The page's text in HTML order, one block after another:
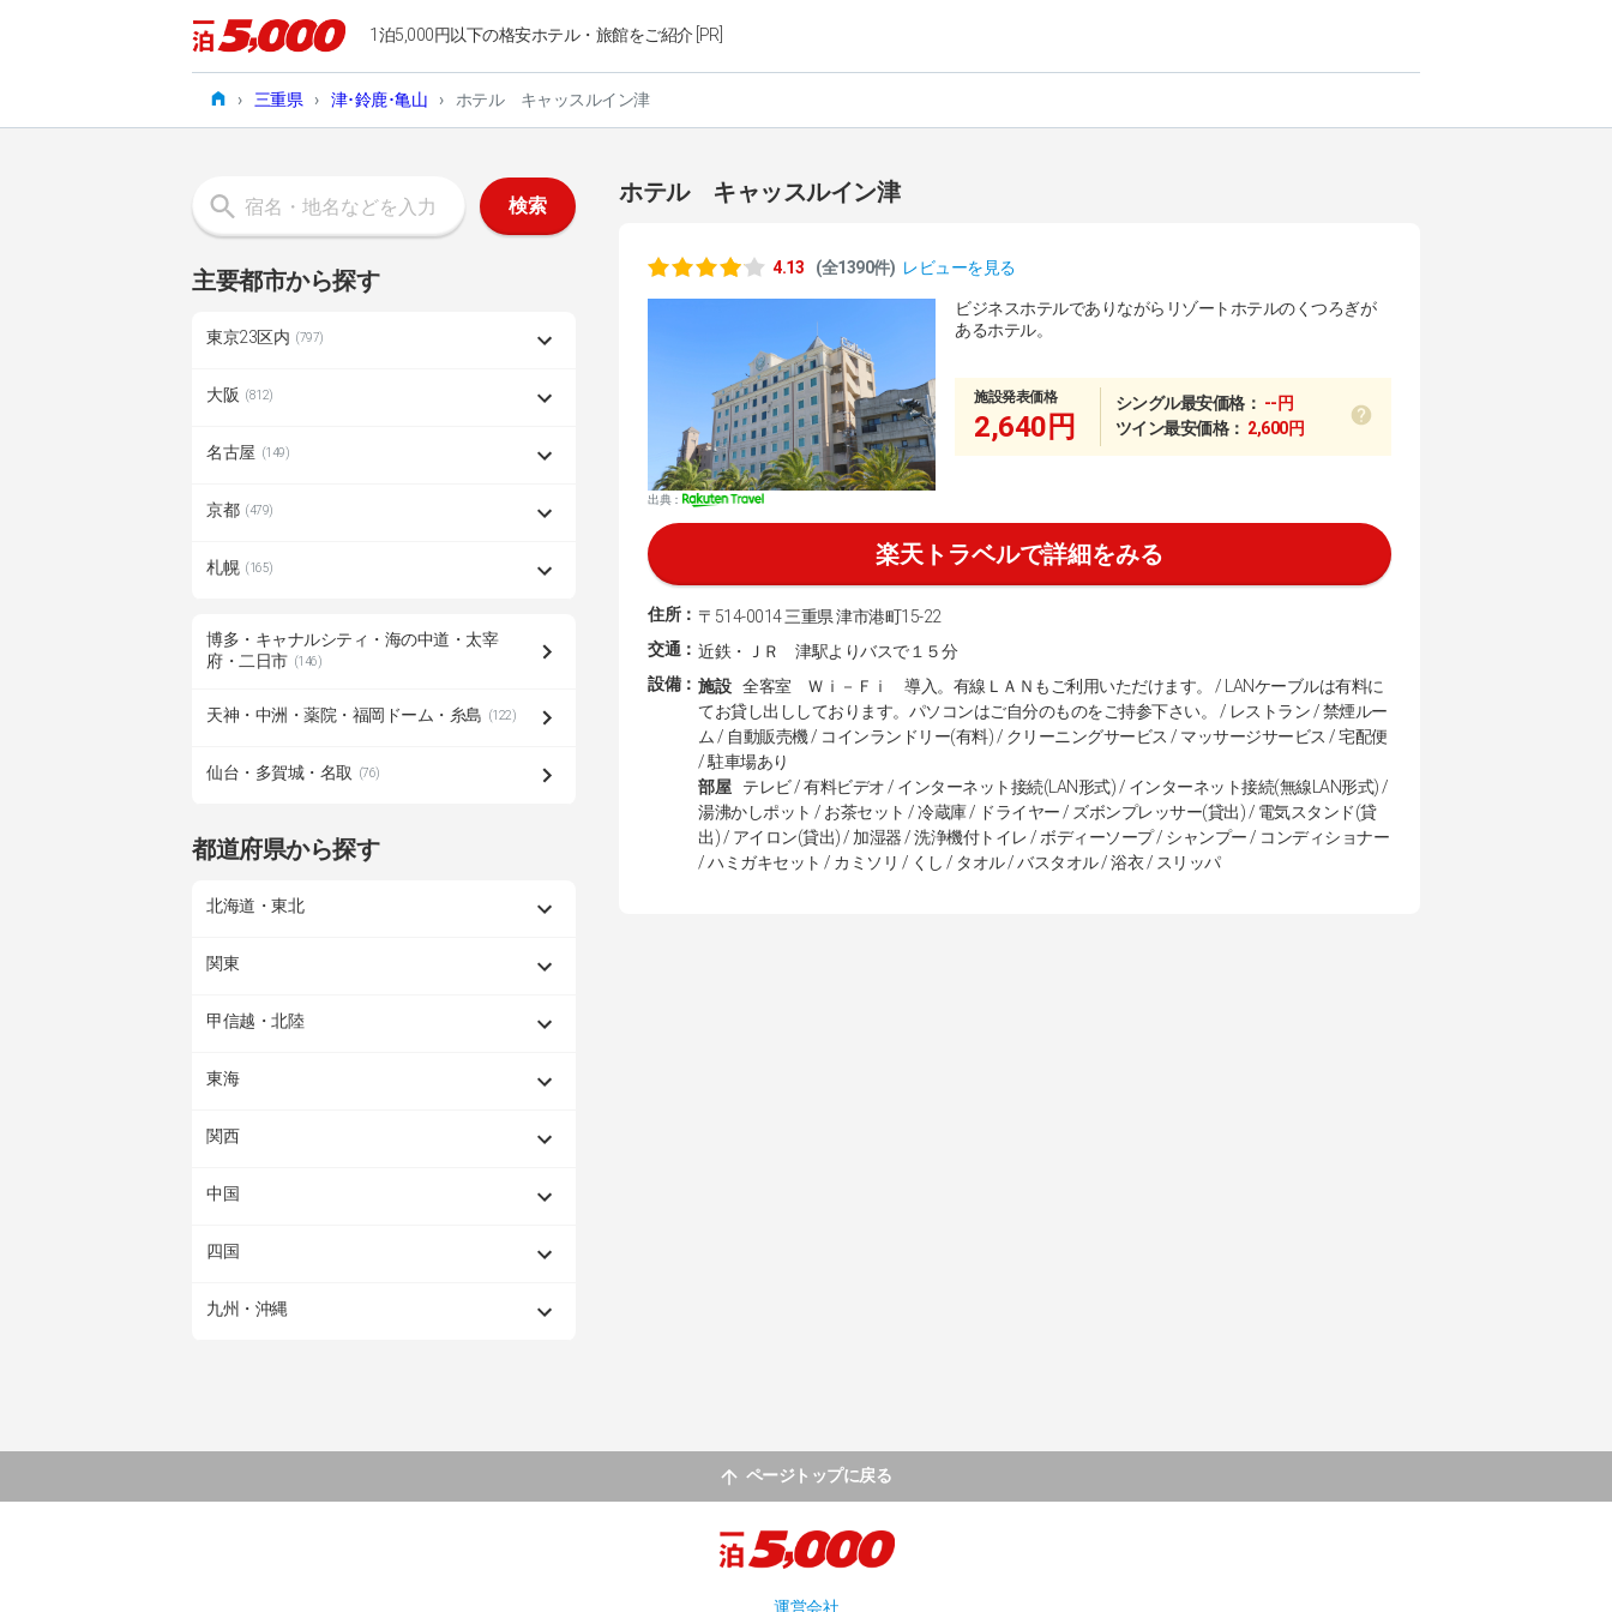
1泊5,000円以下の格安ホテル・旅館をご紹介 [PR]
› 三重県 › 津･鈴鹿･亀山 › ホテル キャッスルイン津
ホテル キャッスルイン津
4.13 (全1390件) レビューを見る
出典：
ビジネスホテルでありながらリゾートホテルのくつろぎが
あるホテル。
施設発表価格
2,640円
シングル最安価格： --円
ツイン最安価格： 2,600円
楽天トラベルで詳細をみる
住所： 〒514-0014 三重県 津市港町15-22
交通： 近鉄・ＪＲ 津駅よりバスで１５分
設備： 施設
全客室 Ｗｉ－Ｆｉ 導入。有線ＬＡＮもご利用いただけます。 / LANケーブルは有料に
てお貸し出ししております。パソコンはご自分のものをご持参下さい。 / レストラン / 禁煙ルー
ム / 自動販売機 / コインランドリー(有料) / クリーニングサービス / マッサージサービス / 宅配便
/ 駐車場あり
部屋
テレビ / 有料ビデオ / インターネット接続(LAN形式) / インターネット接続(無線LAN形式) /
湯沸かしポット / お茶セット / 冷蔵庫 / ドライヤー / ズボンプレッサー(貸出) / 電気スタンド(貸
出) / アイロン(貸出) / 加湿器 / 洗浄機付トイレ / ボディーソープ / シャンプー / コンディショナー
/ ハミガキセット / カミソリ / くし / タオル / バスタオル / 浴衣 / スリッパ
検索
主要都市から探す
東京23区内 (797)
大阪 (812)
名古屋 (149)
京都 (479)
札幌 (165)
博多・キャナルシティ・海の中道・太宰
府・二日市 (146)
天神・中洲・薬院・福岡ドーム・糸島 (122)
仙台・多賀城・名取 (76)
都道府県から探す
北海道・東北
関東
甲信越・北陸
東海
関西
中国
四国
九州・沖縄
ページトップに戻る
運営会社